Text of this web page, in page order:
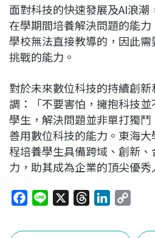
面對科技的快速發展及AI浪
在學期間培養解決問題的能
學校無法直接教導的，因此
挑戰的能力。
對於未來數位科技的持續創
調：「不要害怕，擁抱科技
學生，解決問題並非單打獨
善用數位科技的能力。東海
程培養學生具備跨域、創新
力，助其成為企業的頂尖優秀
c
n
r
n